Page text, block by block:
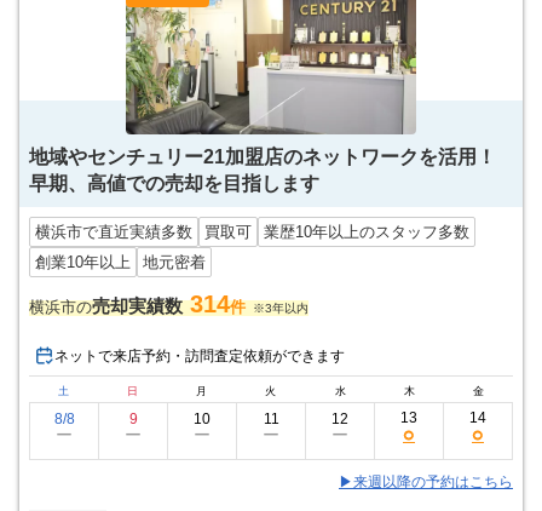
地域やセンチュリー21加盟店のネットワークを活用！
早期、高値での売却を目指します
横浜市で直近実績多数 買取可
業歴10年以上のスタッフ多数
創業10年以上
地元密着
横浜市の売却実績数 314件 ※3年以内
ネットで来店予約・訪問査定依頼ができます
土 日 月 火 水 木 金
8/8
ー
9
ー
10
ー
11
ー
12
ー
13
○
14
○
▶来週以降の予約はこちら